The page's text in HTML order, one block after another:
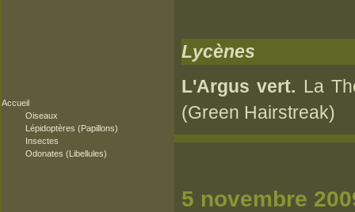
Accueil
Oiseaux
Lépidoptères (Papillons)
Insectes
Odonates (Libellules)
Lycènes
L'Argus vert. La
(Green Hairstreak)
5 novembre